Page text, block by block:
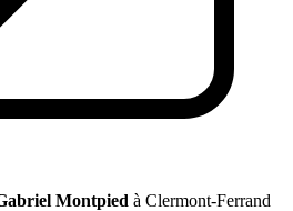
Montpied à Clermont-Ferrand